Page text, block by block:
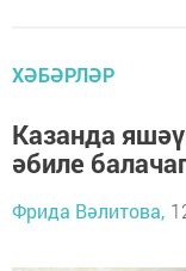
ХӘБӘРЛӘР
Казанда
әбиле
Фрида Вәлитова,